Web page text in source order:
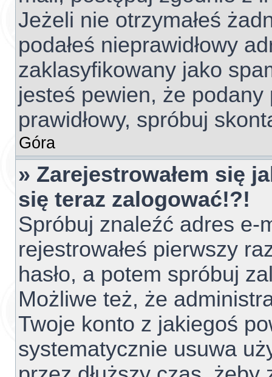
Jeżeli nie otrzymałeś
podałeś nieprawidłowy
zaklasyfikowany jako
jesteś pewien, że
prawidłowy, spróbuj
Góra
» Zarejestrowałem się
się teraz zalogować!?!
Spróbuj znaleźć adres e-
rejestrowałeś pierwszy
hasło, a potem spróbuj
Możliwe też, że
Twoje konto z jakiegoś
systematycznie usuwa